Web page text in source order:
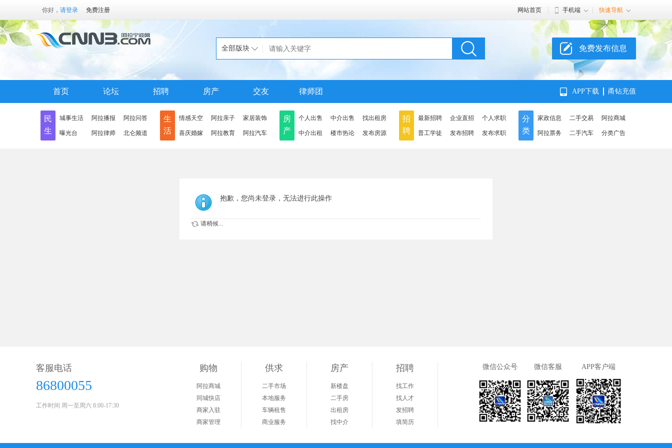
你好， 请登录 免费注册 网站首页 手机端 快速导航
全部版块 免费发布信息
首页 论坛 招聘 房产 交友 律师团 APP下载 甬钻充值
民
生
城事生活 阿拉播报 阿拉问答
曝光台 阿拉律师 北仑频道
生
活
情感天空 阿拉亲子 家居装饰
喜庆婚嫁 阿拉教育 阿拉汽车
房
产
个人出售 中介出售 找出租房
中介出租 楼市热论 发布房源
招
聘
最新招聘 企业直招 个人求职
普工学徒 发布招聘 发布求职
分
类
家政信息 二手交易 阿拉商城
阿拉票务 二手汽车 分类广告
抱歉，您尚未登录，无法进行此操作
请稍候...
客服电话
86800055
工作时间 周一至周六 8:00-17:30
购物
阿拉商城
同城快店
商家入驻
商家管理
供求
二手市场
本地服务
车辆租售
商业服务
房产
新楼盘
二手房
出租房
找中介
招聘
找工作
找人才
发招聘
填简历
微信公众号 微信客服 APP客户端